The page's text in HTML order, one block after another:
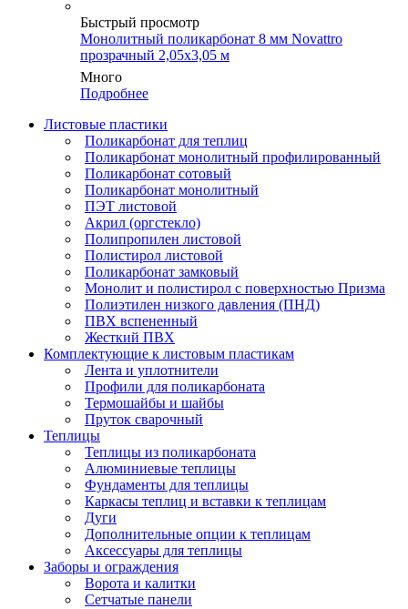
Быстрый просмотр
Монолитный поликарбонат 8 мм Novattro
прозрачный 2,05х3,05 м
Много
Подробнее
Листовые пластики
Поликарбонат для теплиц
Поликарбонат монолитный профилированный
Поликарбонат сотовый
Поликарбонат монолитный
ПЭТ листовой
Акрил (оргстекло)
Полипропилен листовой
Полистирол листовой
Поликарбонат замковый
Монолит и полистирол с поверхностью Призма
Полиэтилен низкого давления (ПНД)
ПВХ вспененный
Жесткий ПВХ
Комплектующие к листовым пластикам
Лента и уплотнители
Профили для поликарбоната
Термошайбы и шайбы
Пруток сварочный
Теплицы
Теплицы из поликарбоната
Алюминиевые теплицы
Фундаменты для теплицы
Каркасы теплиц и вставки к теплицам
Дуги
Дополнительные опции к теплицам
Аксессуары для теплицы
Заборы и ограждения
Ворота и калитки
Сетчатые панели